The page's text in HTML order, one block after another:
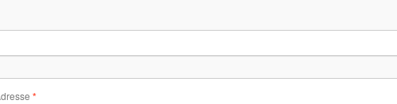
*